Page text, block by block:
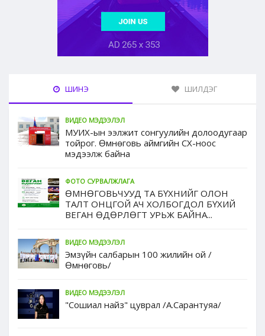
ШИНЭ ШИЛДЭГ
ВИДЕО МЭДЭЭЛЭЛ
МУИХ-ын ээлжит сонгуулийн долоодугаар
тойрог. Өмнөговь аймгийн СХ-ноос
мэдээлж байна
ФОТО СУРВАЛЖЛАГА
ӨМНӨГОВЬЧУУД ТА БҮХНИЙГ ОЛОН
ТАЛТ ОНЦГОЙ АЧ ХОЛБОГДОЛ БҮХИЙ
ВЕГАН ӨДӨРЛӨГТ УРЬЖ БАЙНА...
ВИДЕО МЭДЭЭЛЭЛ
Эмзүйн салбарын 100 жилийн ой /
Өмнөговь/
ВИДЕО МЭДЭЭЛЭЛ
"Сошиал найз" цуврал /А.Сарантуяа/